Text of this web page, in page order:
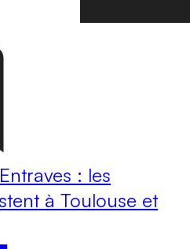
: les
à Toulouse et